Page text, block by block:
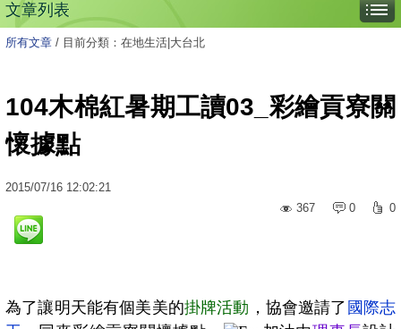
文章列表
所有文章 / 目前分類：在地生活|大台北
104木棉紅暑期工讀03_彩繪貢寮關
懷據點
2015/07/16 12:02:21
367
0 0
為了讓明天能有個美美的掛牌活動 ，協會邀請了 國際志